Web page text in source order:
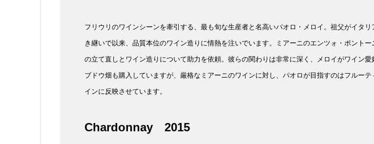
フリウリのワインシーンを牽引する、最も旬な生産者と名高いパオロ・メロイ。祖父がイタ
き継いで以来、品質本位のワイン造りに情熱を注いでいます。ミアーニのエンツォ・ポント
の立て直しとワイン造りについて助力を依頼。彼らの関わりは非常に深く、メロイがワイン
ブドウ畑も購入していますが、厳格なミアーニのワインに対し、パオロが目指すのはフルー
インに反映させています。
Chardonnay 2015